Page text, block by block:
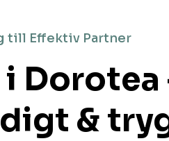
till Effektiv Partner
Dorotea
&